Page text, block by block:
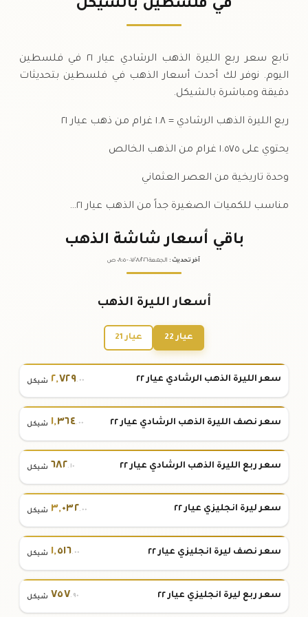
في فلسطين بالشيكل
تابع سعر ربع الليرة الذهب الرشادي عيار ٢١ في فلسطين
اليوم. نوفر لك أحدث أسعار الذهب في فلسطين بتحديثات
دقيقة ومباشرة بالشيكل.
ربع الليرة الذهب الرشادي = ١.٨ غرام من ذهب عيار ٢١
يحتوي على ١.٥٧٥ غرام من الذهب الخالص
وحدة تاريخية من العصر العثماني
مناسب للكميات الصغيرة جداً من الذهب عيار ٢١…
باقي أسعار شاشة الذهب
آخر تحديث : الجمعة ٠٧ /٠٨/٢٠٢٦ - ٠٨:٠٥ ص
أسعار الليرة الذهب
عيار 22 عيار 21
سعر الليرة الذهب الرشادي عيار ٢٢ ٢,٧٢٩.٠٠ شيكل
سعر نصف الليرة الذهب الرشادي عيار ٢٢ ١,٣٦٤.٠٠ شيكل
سعر ربع الليرة الذهب الرشادي عيار ٢٢ ٦٨٢.١٠ شيكل
سعر ليرة انجليزي عيار ٢٢ ٣,٠٣٢.٠٠ شيكل
سعر نصف ليرة انجليزي عيار ٢٢ ١,٥١٦.٠٠ شيكل
سعر ربع ليرة انجليزي عيار ٢٢ ٧٥٧.٩٠ شيكل